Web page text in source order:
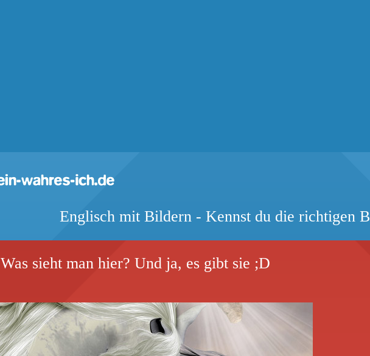
Englisch mit Bildern - Kennst du die richtigen
Was sieht man hier? Und ja, es gibt sie ;D